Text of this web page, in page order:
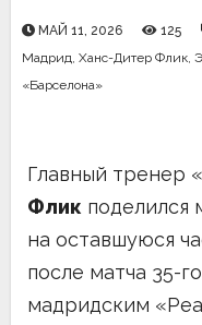
МАЙ 11, 2026 125
Мадрид, Ханс-Дитер Флик,
«Барселона»
Главный тренер
Флик поделился
на оставшуюся
после матча 35-
мадридским